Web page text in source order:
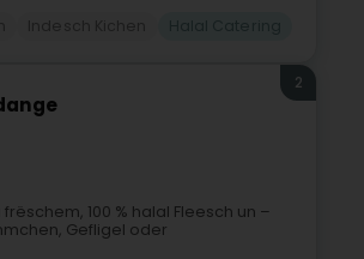
2
100 % halal Fleesch un –
Gefligel oder